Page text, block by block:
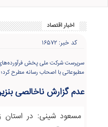
اخبار اقتصاد
کد خبر: ۱۶۵۷۲
سرپرست شرکت ملی پخش
مطبوعاتی با اصحاب رسانه مطرح کرد؛
عدم گزارش ناخالصی
مسعود شینی: در